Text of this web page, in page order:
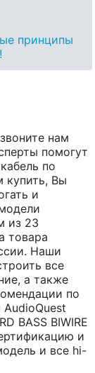
принципы
нам
помогут
по
купить, Вы
и
из 23
товара
Наши
все
а также
по
AudioQuest
BASS BIWIRE
и
и все hi-